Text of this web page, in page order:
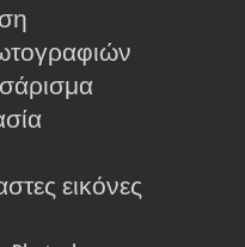
εικόνες